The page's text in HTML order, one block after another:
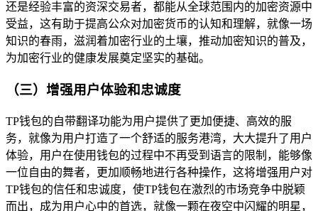
还是经验丰富的资深交易者，都能从全球范围内的加密资源中
受益，这有助于提高公众对加密货币的认知和理解，就像一场
知识的春雨，滋润着加密行业的土壤，推动加密知识的普及，
为加密行业的健康发展奠定坚实的基础。
（三）增强用户体验和忠诚度
TP钱包的自带翻译功能为用户提供了更加便捷、高效的服
务，就像为用户打造了一个舒适的服务港湾，大大提升了用户
体验，用户在使用钱包的过程中不再受到语言的限制，能够像
一位自由的舞者，更加顺畅地进行各种操作，这将增强用户对
TP钱包的信任和忠诚度，使TP钱包在激烈的市场竞争中脱颖
而出，成为用户心中的首选，就像一颗在夜空中闪耀的明星，